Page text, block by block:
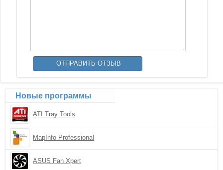
Новые программы
ATI Tray Tools
MapInfo Professional
ASUS Fan Xpert